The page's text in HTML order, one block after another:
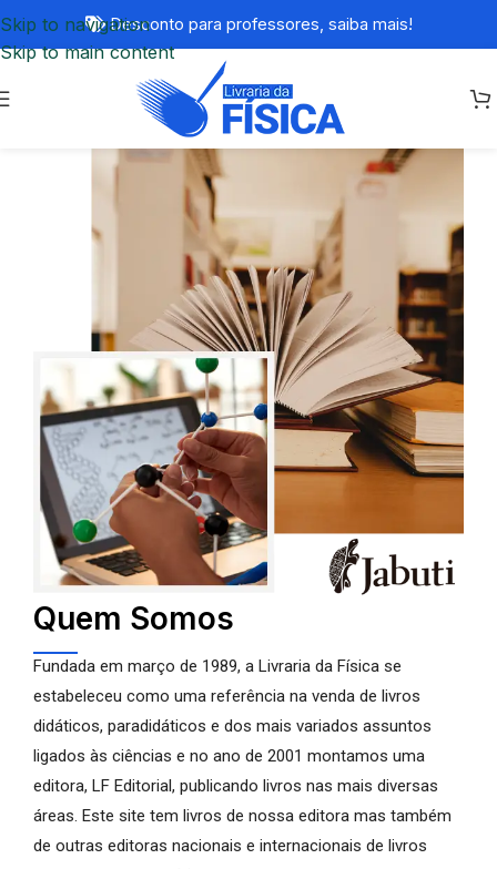
Skip to navigation
Skip to main content
Desconto para professores, saiba mais!
Quem Somos
Fundada em março de 1989, a Livraria da Física se
estabeleceu como uma referência na venda de livros
didáticos, paradidáticos e dos mais variados assuntos
ligados às ciências e no ano de 2001 montamos uma
editora, LF Editorial, publicando livros nas mais diversas
áreas. Este site tem livros de nossa editora mas também
de outras editoras nacionais e internacionais de livros